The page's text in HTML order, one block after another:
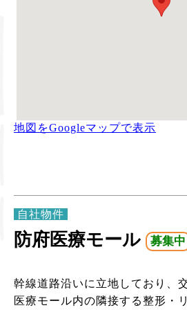
地図をGoogleマップで表示
自社物件
防府医療モール 募集中
幹線道路沿いに立地しており、
医療モール内の隣接する整形・